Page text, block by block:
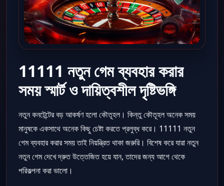
11111 নতুন গেম ব্যবহার করার
সময় স্মার্ট ও দায়িত্বশীল দৃষ্টিভঙ্গি
নতুন কনটেন্টের বড় আকর্ষণ হলো কৌতূহল। কিন্তু কৌতূহল অনেক সময়
মানুষকে একসাথে অনেক কিছু চেষ্টা করতে প্রলুব্ধ করে। 11111 নতুন
গেম ব্যবহার করার সময় তাই নিয়ন্ত্রিত থাকা জরুরি। বিশেষ করে যারা নতুন
নতুন গেম দেখে দ্রুত উত্তেজিত হয়ে যান, তাদের জন্য আগে থেকে
পরিকল্পনা করা ভালো।